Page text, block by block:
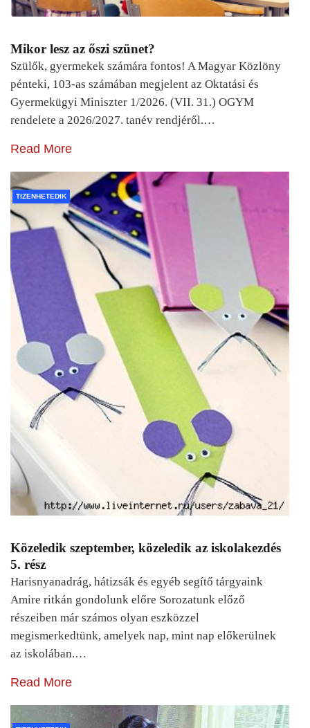
Mikor lesz az őszi szünet?
Szülők, gyermekek számára fontos! A Magyar Közlöny
pénteki, 103-as számában megjelent az Oktatási és
Gyermekügyi Miniszter 1/2026. (VII. 31.) OGYM
rendelete a 2026/2027. tanév rendjéről.…
Read More
TIZENHETEDIK
Közeledik szeptember, közeledik az iskolakezdés
5. rész
Harisnyanadrág, hátizsák és egyéb segítő tárgyaink
Amire ritkán gondolunk előre Sorozatunk előző
részeiben már számos olyan eszközzel
megismerkedtünk, amelyek nap, mint nap előkerülnek
az iskolában.…
Read More